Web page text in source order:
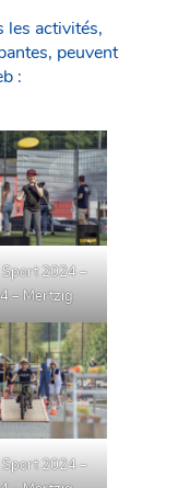
les activités,
peuvent
:
Sport 2024 –
– Mertzig
Sport 2024 –